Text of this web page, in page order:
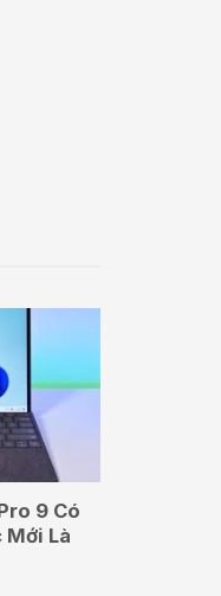
9 Có
Mới Là